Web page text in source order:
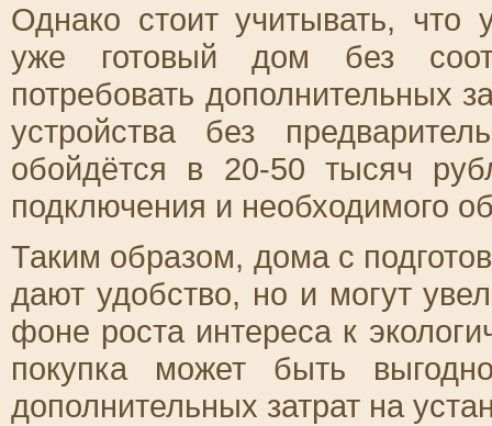
Однако стоит учитывать, что
уже готовый дом без
потребовать дополнительных
устройства без
обойдётся в 20-50 тысяч
подключения и необходимого
Таким образом, дома с
дают удобство, но и могут
фоне роста интереса к
покупка может быть
дополнительных затрат на